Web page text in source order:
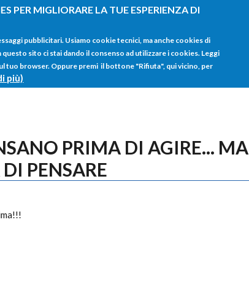
PER MIGLIORARE LA TUE ESPERIENZA DI
pubblicitari. Usiamo cookie tecnici, ma anche cookies di
sito ci stai dando il consenso ad utilizzare i cookies. Leggi
tuo browser. Oppure premi il bottone "Rifiuta", qui vicino, per
più)
HOME
PRIMA DI AGIRE... MA
PENSARE